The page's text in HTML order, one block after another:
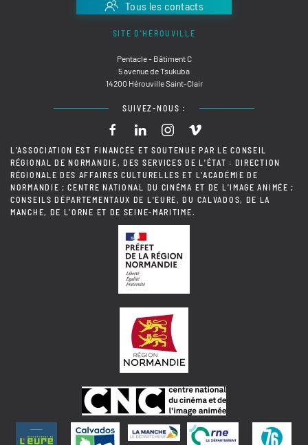
Tous les contacts
SITE D'HÉROUVILLE
Pentacle - Bâtiment C
5 avenue de Tsukuba
14200 Hérouville Saint-Clair
SUIVEZ-NOUS :
L'ASSOCIATION EST FINANCÉE ET SOUTENUE PAR LE CONSEIL
RÉGIONAL DE NORMANDIE, DES SERVICES DE L'ÉTAT : DIRECTION
RÉGIONALE DES AFFAIRES CULTURELLES ET L'ACADÉMIE DE
NORMANDIE ; CENTRE NATIONAL DU CINÉMA ET DE L'IMAGE ANIMÉE ;
CONSEILS DÉPARTEMENTAUX DE L'EURE, DU CALVADOS, DE LA
MANCHE, DE L'ORNE ET DE SEINE-MARITIME.